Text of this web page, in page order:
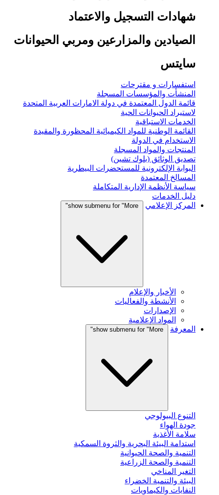
شهادات التسجيل والاعتماد
الصيادين والمزارعين ومربي الحيوانات
سايتس
استفسارات و مقترحات
المنشأت والمؤسسات المسجلة
قائمة الدول المعتمدة في دولة الامارات العربية المتحدة
لاستيراد الحيوانات الحية
الخدمات الاستباقية
القائمة الوطنية للمواد الكيميائية المحظورة والمقيدة
الاستخدام في الدولة
المنتجات والمواد المسجلة
تصديق الوثائق (بلوك تشين)
البوابة الإلكترونية للمستحضرات البيطرية
المسالخ المعتمدة
سياسة الأنظمة الإدارية المتكاملة
دليل الخدمات
المركز الإعلامي
show submenu for "More"
الأخبار والإعلام
الأنشطة والفعاليات
الإصدارات
المواد الإعلامية
المعرفة
show submenu for "More"
التنوع البيولوجي
جودة الهواء
سلامة الأغذية
استدامة البيئة البحرية والثروة السمكية
التنمية والصحة الحيوانية
التنمية والصحة الزراعية
التغير المناخي
البيئة والتنمية الخضراء
النفايات والكيماويات